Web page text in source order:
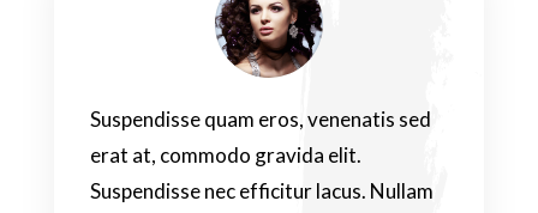
Suspendisse quam eros, venenatis sed
erat at, commodo gravida elit.
Suspendisse nec efficitur lacus. Nullam